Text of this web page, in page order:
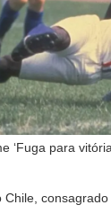
‘Fuga para
Chile,